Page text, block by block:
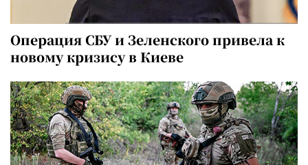
Операция СБУ и Зеленского привела к
новому кризису в Киеве